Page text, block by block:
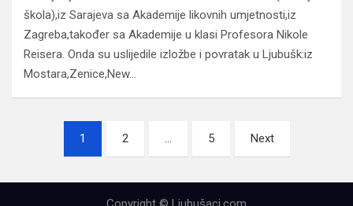
škola),iz Sarajeva sa Akademije likovnih umjetnosti,iz
Zagreba,također sa Akademije u klasi Profesora Nikole
Reisera. Onda su uslijedile izložbe i povratak u Ljubušk:iz
Mostara,Zenice,New…
Navigacija
člancima
1 2 … 5 Next